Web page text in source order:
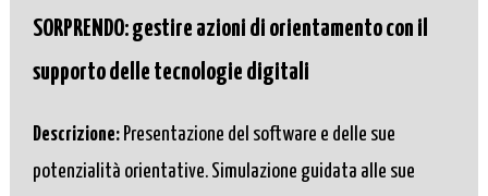
SORPRENDO: gestire azioni di orientamento con il
supporto delle tecnologie digitali
Descrizione:Presentazione del software e delle sue
potenzialità orientative. Simulazione guidata alle sue